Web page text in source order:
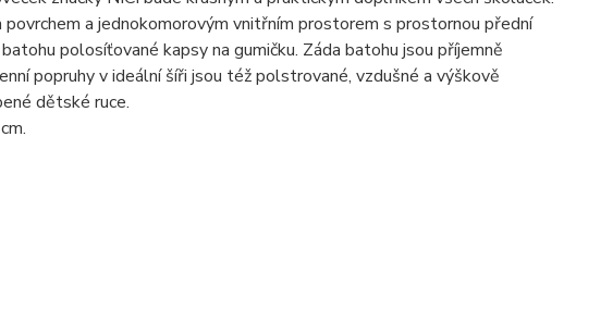
a jednokomorovým vnitřním prostorem s prostornou přední
polosíťované kapsy na gumičku. Záda batohu jsou příjemně
popruhy v ideální šíři jsou též polstrované, vzdušné a výškově
dětské ruce.